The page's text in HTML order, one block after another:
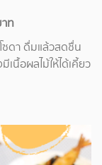
ท
ซดา ดื่มแล้วสดชื่น
นื้อผลไม้ให้ได้เคี้ยว